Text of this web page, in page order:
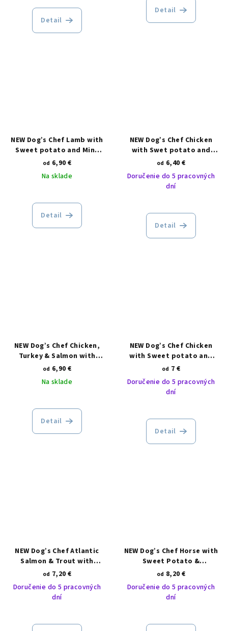
Detail
Detail
NEW Dog’s Chef Lamb with
Sweet potato and Mint
ADULT
od 6,90 €
Na sklade
Detail
NEW Dog’s Chef Chicken
with Swet potato and
Herbs ADULT
od 6,40 €
Doručenie do 5 pracovných
dní
Detail
NEW Dog’s Chef Chicken,
Turkey & Salmon with
Sweet potato and Carot
od 6,90 €
Na sklade
Detail
NEW Dog’s Chef Chicken
with Sweet potato and
herbs SMALL BREED
od 7 €
Doručenie do 5 pracovných
dní
Detail
NEW Dog’s Chef Atlantic
Salmon & Trout with
Asparagus SMALL BREED
od 7,20 €
Doručenie do 5 pracovných
dní
NEW Dog’s Chef Horse with
Sweet Potato &
Pomegranate ADULT
od 8,20 €
Doručenie do 5 pracovných
dní